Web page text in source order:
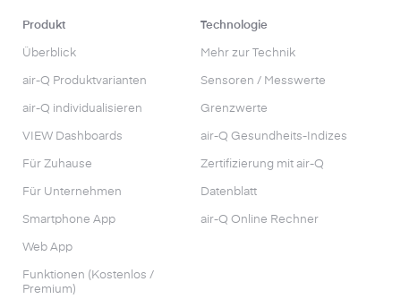
Produkt
Überblick
air-Q Produktvarianten
air-Q individualisieren
VIEW Dashboards
Für Zuhause
Für Unternehmen
Smartphone App
Web App
Funktionen (Kostenlos /
Premium)
Technologie
Mehr zur Technik
Sensoren / Messwerte
Grenzwerte
air-Q Gesundheits-Indizes
Zertifizierung mit air-Q
Datenblatt
air-Q Online Rechner